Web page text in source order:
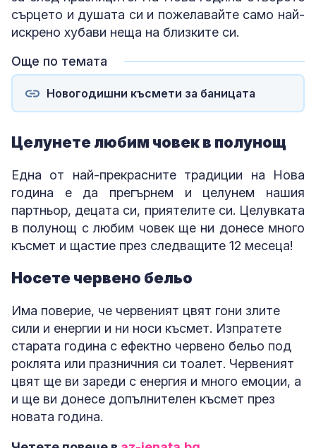
сърцето и душата си и пожелавайте само най-
искрено хубави неща на близките си.
Още по темата
Новогодишни късмети за баницата
Целунете любим човек в полунощ
Една от най-прекрасните традиции на Нова
година е да прегърнем и целунем нашия
партньор, децата си, приятелите си. Целувката
в полунощ с любим човек ще ни донесе много
късмет и щастие през следващите 12 месеца!
Носете червено бельо
Има поверие, че червеният цвят гони злите
сили и енергии и ни носи късмет. Изпратете
старата година с ефектно червено бельо под
роклята или празничния си тоалет. Червеният
цвят ще ви зареди с енергия и много емоции, а
и ще ви донесе допълнителен късмет през
новата година.